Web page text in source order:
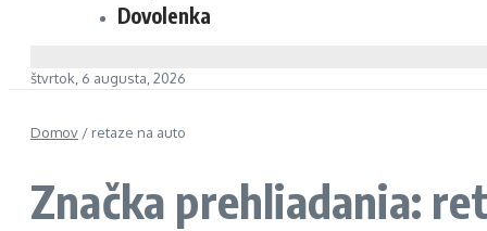
Dovolenka
štvrtok, 6 augusta, 2026
Domov / retaze na auto
Značka prehliadania: